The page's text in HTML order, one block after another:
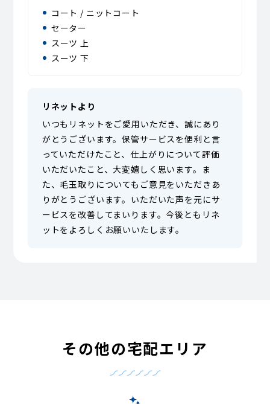
コート / ニットコート
セーター
スーツ 上
スーツ 下
リネットより
いつもリネットをご愛用いただき、誠にあり
がとうございます。保管サービスを便利と言
っていただけたこと、仕上がりについて評価
いただいたこと、大変嬉しく思います。ま
た、毛玉取りについてもご意見をいただきあ
りがとうございます。いただいた声を元にサ
ービスを改善してまいります。今後ともリネ
ットをよろしくお願いいたします。
その他の宅配エリア